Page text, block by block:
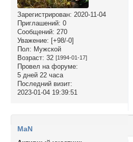
Зарегистрирован: 2020-11-04
Приглашений: 0
Сообщений: 270
Уважение: [+98/-0]
Пол: Мужской
Возраст: 32 [1994-01-17]
Провел на форуме:
5 дней 22 часа
Последний визит:
2023-01-04 19:39:51
MaN